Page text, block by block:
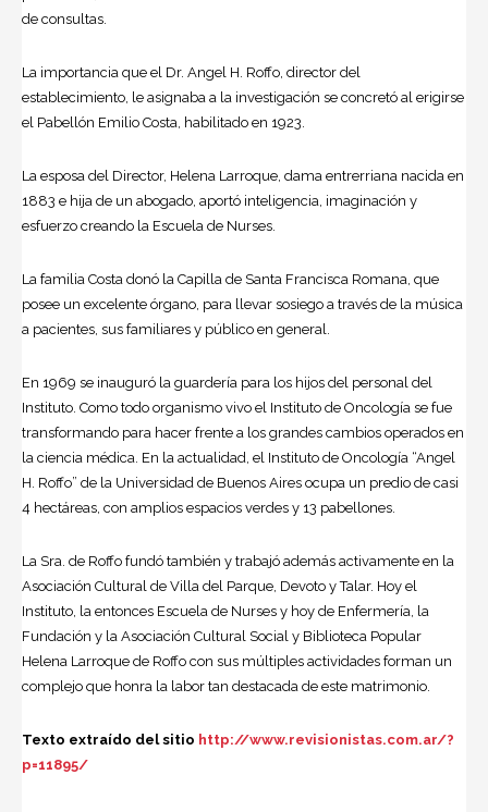
de consultas.
La importancia que el Dr. Angel H. Roffo, director del
establecimiento, le asignaba a la investigación se concretó al erigirse
el Pabellón Emilio Costa, habilitado en 1923.
La esposa del Director, Helena Larroque, dama entrerriana nacida en
1883 e hija de un abogado, aportó inteligencia, imaginación y
esfuerzo creando la Escuela de Nurses.
La familia Costa donó la Capilla de Santa Francisca Romana, que
posee un excelente órgano, para llevar sosiego a través de la música
a pacientes, sus familiares y público en general.
En 1969 se inauguró la guarderí­a para los hijos del personal del
Instituto. Como todo organismo vivo el Instituto de Oncologí­a se fue
transformando para hacer frente a los grandes cambios operados en
la ciencia médica. En la actualidad, el Instituto de Oncología “Angel
H. Roffo” de la Universidad de Buenos Aires ocupa un predio de casi
4 hectáreas, con amplios espacios verdes y 13 pabellones.
La Sra. de Roffo fundó también y trabajó además activamente en la
Asociación Cultural de Villa del Parque, Devoto y Talar. Hoy el
Instituto, la entonces Escuela de Nurses y hoy de Enfermería, la
Fundación y la Asociación Cultural Social y Biblioteca Popular
Helena Larroque de Roffo con sus múltiples actividades forman un
complejo que honra la labor tan destacada de este matrimonio.
Texto extraído del sitio http://www.revisionistas.com.ar/?
p=11895/